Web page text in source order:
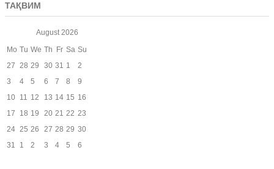
ТАҚВИМ
August 2026
Mo Tu We Th Fr Sa Su
27 28 29 30 31 1
2
3
4 5 6 7 8
9
10 11 12 13 14 15 16
17
18 19 20 21 22 23
24 25 26 27 28 29 30
31
1 2 3 4 5 6